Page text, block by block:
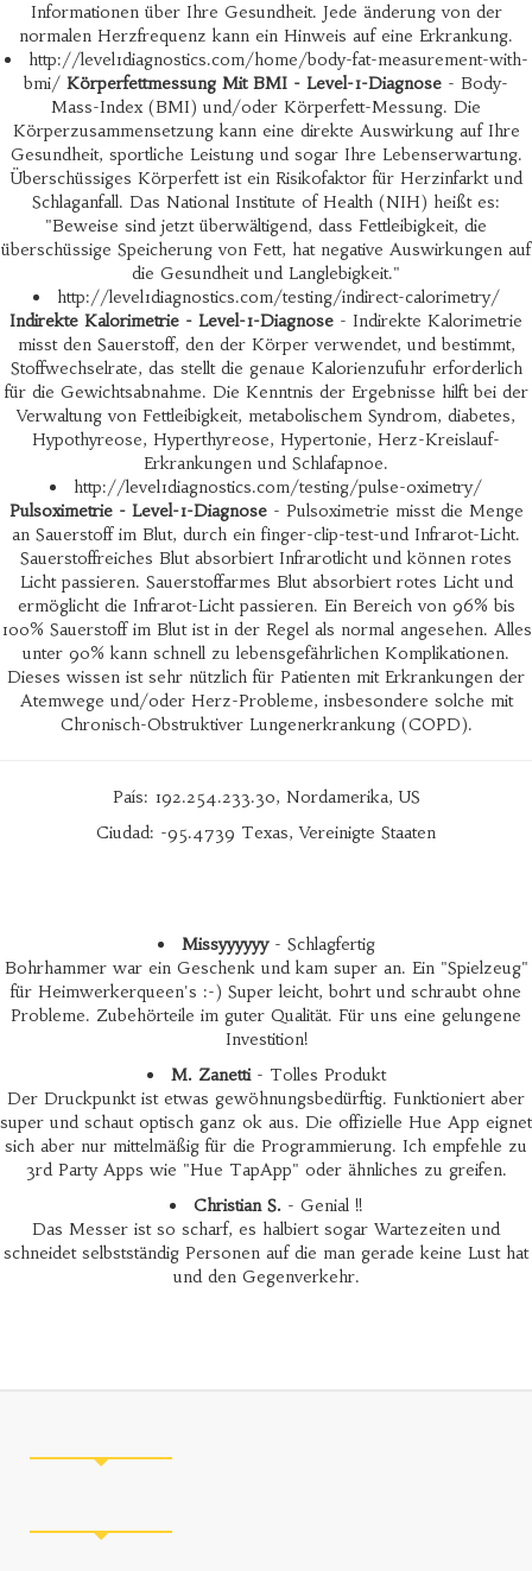
Informationen über Ihre Gesundheit. Jede änderung von der
normalen Herzfrequenz kann ein Hinweis auf eine Erkrankung.
http://level1diagnostics.com/home/body-fat-measurement-with-
bmi/ Körperfettmessung Mit BMI - Level-1-Diagnose - Body-
Mass-Index (BMI) und/oder Körperfett-Messung. Die
Körperzusammensetzung kann eine direkte Auswirkung auf Ihre
Gesundheit, sportliche Leistung und sogar Ihre Lebenserwartung.
Überschüssiges Körperfett ist ein Risikofaktor für Herzinfarkt und
Schlaganfall. Das National Institute of Health (NIH) heißt es:
"Beweise sind jetzt überwältigend, dass Fettleibigkeit, die
überschüssige Speicherung von Fett, hat negative Auswirkungen auf
die Gesundheit und Langlebigkeit."
http://level1diagnostics.com/testing/indirect-calorimetry/
Indirekte Kalorimetrie - Level-1-Diagnose - Indirekte Kalorimetrie
misst den Sauerstoff, den der Körper verwendet, und bestimmt,
Stoffwechselrate, das stellt die genaue Kalorienzufuhr erforderlich
für die Gewichtsabnahme. Die Kenntnis der Ergebnisse hilft bei der
Verwaltung von Fettleibigkeit, metabolischem Syndrom, diabetes,
Hypothyreose, Hyperthyreose, Hypertonie, Herz-Kreislauf-
Erkrankungen und Schlafapnoe.
http://level1diagnostics.com/testing/pulse-oximetry/
Pulsoximetrie - Level-1-Diagnose- Pulsoximetrie misst die Menge
an Sauerstoff im Blut, durch ein finger-clip-test-und Infrarot-Licht.
Sauerstoffreiches Blut absorbiert Infrarotlicht und können rotes
Licht passieren. Sauerstoffarmes Blut absorbiert rotes Licht und
ermöglicht die Infrarot-Licht passieren. Ein Bereich von 96% bis
100% Sauerstoff im Blut ist in der Regel als normal angesehen. Alles
unter 90% kann schnell zu lebensgefährlichen Komplikationen.
Dieses wissen ist sehr nützlich für Patienten mit Erkrankungen der
Atemwege und/oder Herz-Probleme, insbesondere solche mit
Chronisch-Obstruktiver Lungenerkrankung (COPD).
País: 192.254.233.30, Nordamerika, US
Ciudad: -95.4739 Texas, Vereinigte Staaten
Missyyyyyy- Schlagfertig
Bohrhammer war ein Geschenk und kam super an. Ein "Spielzeug"
für Heimwerkerqueen's :-) Super leicht, bohrt und schraubt ohne
Probleme. Zubehörteile im guter Qualität. Für uns eine gelungene
Investition!
M. Zanetti- Tolles Produkt
Der Druckpunkt ist etwas gewöhnungsbedürftig. Funktioniert aber
super und schaut optisch ganz ok aus. Die offizielle Hue App eignet
sich aber nur mittelmäßig für die Programmierung. Ich empfehle zu
3rd Party Apps wie "Hue TapApp" oder ähnliches zu greifen.
Christian S. - Genial !!
Das Messer ist so scharf, es halbiert sogar Wartezeiten und
schneidet selbstständig Personen auf die man gerade keine Lust hat
und den Gegenverkehr.